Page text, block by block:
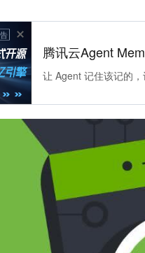
腾讯云Agent
让 Agent 记住该记的